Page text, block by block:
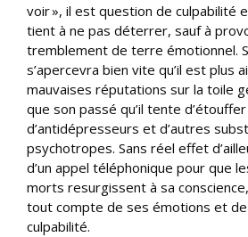
voir », il est question de culpabilité
tient à ne pas déterrer, sauf à
tremblement de terre émotionnel.
s’apercevra bien vite qu’il est plus
mauvaises réputations sur la toile
que son passé qu’il tente
d’antidépresseurs et d’autres
psychotropes. Sans réel effet
d’un appel téléphonique pour que
morts resurgissent à sa
tout compte de ses émotions et
culpabilité.